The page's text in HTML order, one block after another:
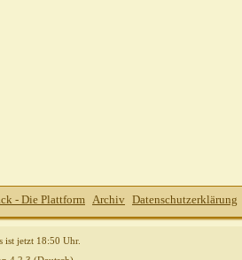
- Die Plattform Archiv Datenschutzerklärung
ist jetzt 18:50 Uhr.